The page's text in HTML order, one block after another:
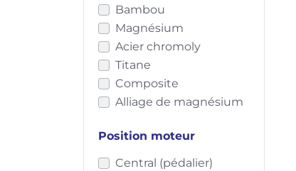
Bambou
Magnésium
Acier chromoly
Titane
Composite
Alliage de magnésium
Position moteur
Central (pédalier)